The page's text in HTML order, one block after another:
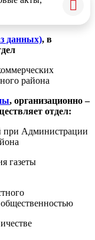
данных), в
района
, организационно –
отдел:
при Администрации
газеты